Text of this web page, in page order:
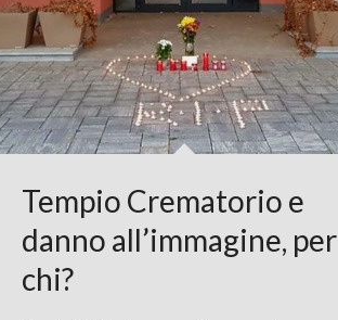
Tempio Crematorio e
danno all’immagine, per
chi?